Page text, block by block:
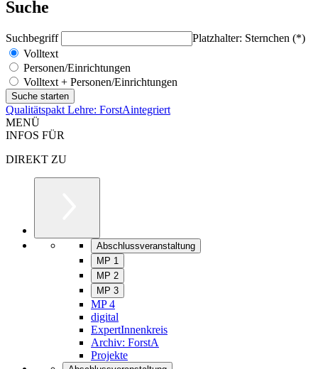
Suche
Suchbegriff
Platzhalter: Sternchen (*)
Volltext
Personen/Einrichtungen
Volltext + Personen/Einrichtungen
Qualitätspakt Lehre: ForstAintegriert
MENÜ
INFOS FÜR
DIREKT ZU
Abschlussveranstaltung
MP 1
MP 2
MP 3
MP 4
digital
ExpertInnenkreis
Archiv: ForstA
Projekte